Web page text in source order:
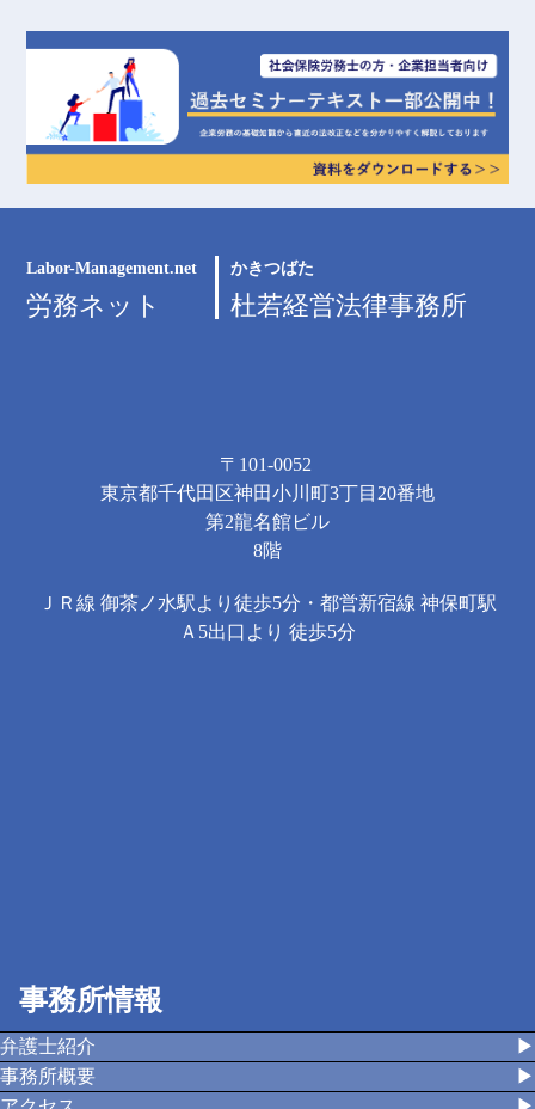
Labor-Management.net
労務ネット
かきつばた
杜若経営法律事務所
〒101-0052
東京都千代田区神田小川町3丁目20番地
第2龍名館ビル
8階
ＪＲ線 御茶ノ水駅より徒歩5分・都営新宿線 神保町駅
Ａ5出口より 徒歩5分
事務所情報
弁護士紹介
▶︎
事務所概要
▶︎